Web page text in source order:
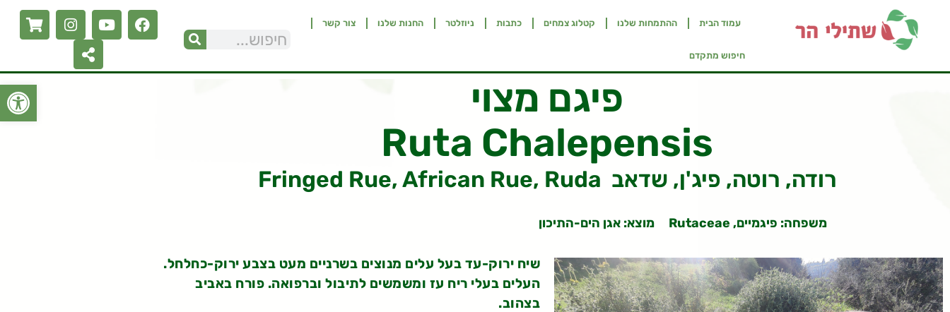
פתח
עמוד הבית ההתמחות שלנו קטלוג צמחים כתבות ניוזלטר החנות שלנו צור קשר
חיפוש מתקדם
פיגם מצוי
Ruta Chalepensis
Fringed Rue, African Rue, Ruda רודה, רוטה, פיג'ן, שדאב
משפחה: פיגמיים, Rutaceae מוצא: אגן הים-התיכון
שיח ירוק-עד בעל עלים מנוצים בשרניים מעט בצבע ירוק-כחלחל.
העלים בעלי ריח עז ומשמשים לתיבול וברפואה. פורח באביב
בצהוב.